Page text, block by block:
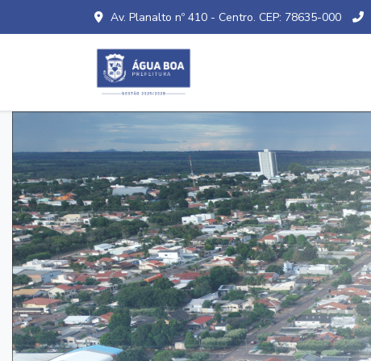
Av. Planalto nº 410 - Centro. CEP: 78635-000